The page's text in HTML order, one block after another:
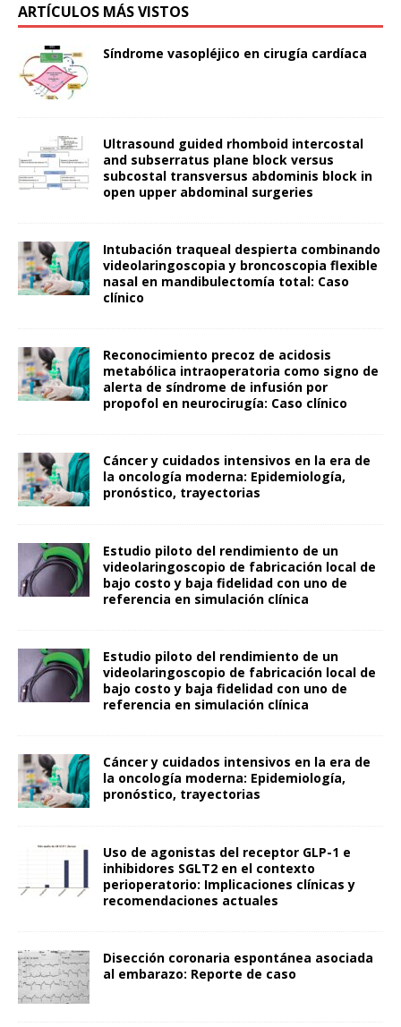
ARTÍCULOS MÁS VISTOS
Síndrome vasopléjico en cirugía cardíaca
Ultrasound guided rhomboid intercostal
and subserratus plane block versus
subcostal transversus abdominis block in
open upper abdominal surgeries
Intubación traqueal despierta combinando
videolaringoscopia y broncoscopia flexible
nasal en mandibulectomía total: Caso
clínico
Reconocimiento precoz de acidosis
metabólica intraoperatoria como signo de
alerta de síndrome de infusión por
propofol en neurocirugía: Caso clínico
Cáncer y cuidados intensivos en la era de
la oncología moderna: Epidemiología,
pronóstico, trayectorias
Estudio piloto del rendimiento de un
videolaringoscopio de fabricación local de
bajo costo y baja fidelidad con uno de
referencia en simulación clínica
Estudio piloto del rendimiento de un
videolaringoscopio de fabricación local de
bajo costo y baja fidelidad con uno de
referencia en simulación clínica
Cáncer y cuidados intensivos en la era de
la oncología moderna: Epidemiología,
pronóstico, trayectorias
Uso de agonistas del receptor GLP-1 e
inhibidores SGLT2 en el contexto
perioperatorio: Implicaciones clínicas y
recomendaciones actuales
Disección coronaria espontánea asociada
al embarazo: Reporte de caso